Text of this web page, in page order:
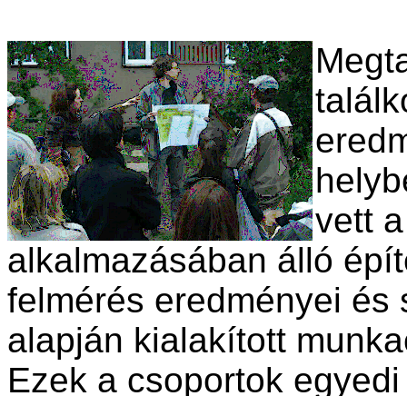
vett
alkalmazásában álló
felmérés eredményei
alapján kialakított
Ezek a csoportok